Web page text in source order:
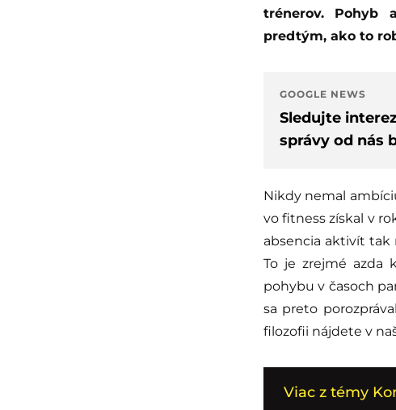
trénerov. Pohyb
predtým, ako to
GOOGLE NEWS
Sledujte
správy od nás
Nikdy nemal
vo fitness získal v
absencia aktivít
To je zrejmé azda
pohybu v časoch
sa preto
filozofii nájdete v
Viac z témy